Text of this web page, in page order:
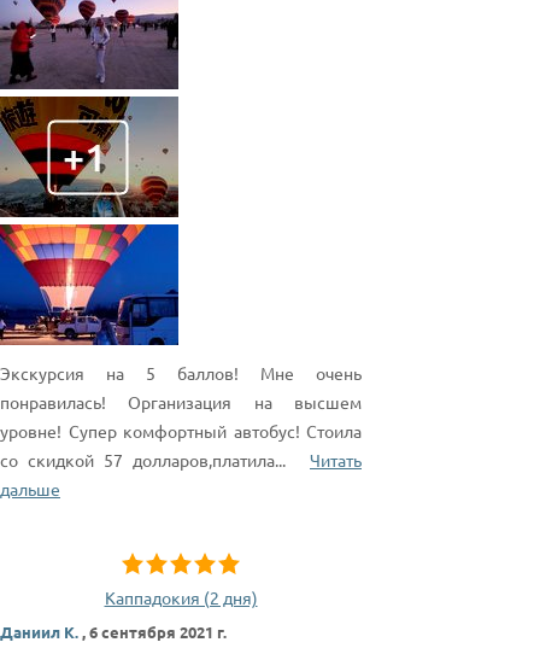
Экскурсия на 5 баллов! Мне очень
понравилась! Организация на высшем
уровне! Супер комфортный автобус! Стоила
со скидкой 57 долларов,платила...
Читать
дальше
Каппадокия (2 дня)
Даниил К.,6 сентября 2021 г.